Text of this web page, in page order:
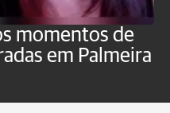
momentos de
em Palmeira